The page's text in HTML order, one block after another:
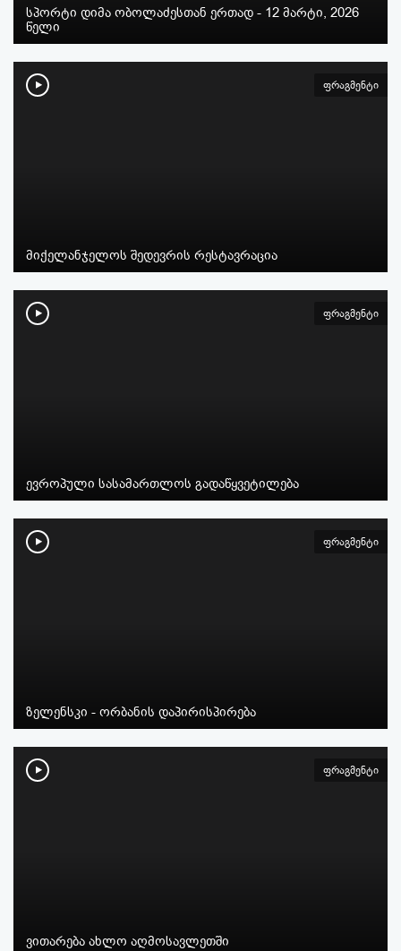
სპორტი დიმა ობოლაძესთან ერთად - 12 მარტი, 2026
წელი
ფრაგმენტი
მიქელანჯელოს შედევრის რესტავრაცია
ფრაგმენტი
ევროპული სასამართლოს გადაწყვეტილება
ფრაგმენტი
ზელენსკი - ორბანის დაპირისპირება
ფრაგმენტი
ვითარება ახლო აღმოსავლეთში